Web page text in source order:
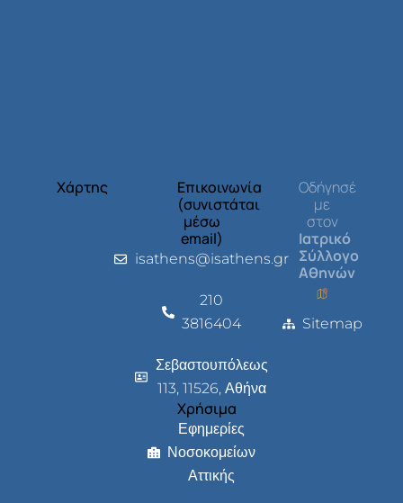
Χάρτης
Επικοινωνία
(συνιστάται
μέσω
email)
isathens@isathens.gr
210
3816404
Σεβαστουπόλεως
113, 11526, Αθήνα
Χρήσιμα
Εφημερίες
Νοσοκομείων
Αττικής
Οδήγησέ
με
στον
Ιατρικό
Σύλλογο
Αθηνών
Sitemap